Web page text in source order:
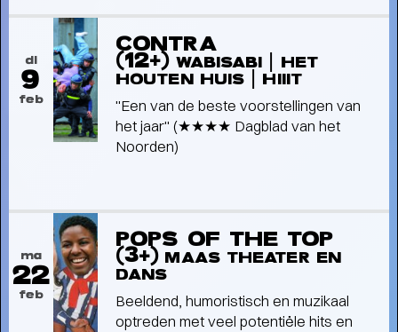
Interview
OP SCANDINAVISCH AVONTUUR
MET VIER TOPMUSICI
di
9
feb
CONTRA
(12+) WABISABI | HET
HOUTEN HUIS | HIIIT
"Een van de beste voorstellingen van
het jaar" (★★★★ Dagblad van het
Noorden)
ma
22
feb
POPS OF THE TOP
(3+) MAAS THEATER EN
DANS
Beeldend, humoristisch en muzikaal
optreden met veel potentiële hits en